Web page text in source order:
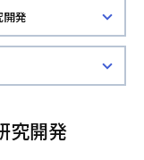
発
究開発